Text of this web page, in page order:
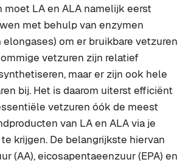
moet LA en ALA namelijk eerst
met behulp van enzymen
elongases) om er bruikbare vetzuren
vetzuren zijn relatief
maar er zijn ook hele
bij. Het is daarom uiterst efficiënt
vetzuren óók de meest
van LA en ALA via je
krijgen. De belangrijkste hiervan
(AA), eicosapentaeenzuur (EPA) en